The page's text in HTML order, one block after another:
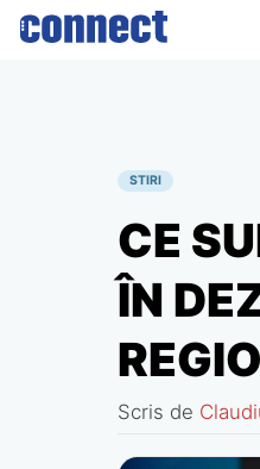
Skip
STIRI
CE
ÎN
Scris de